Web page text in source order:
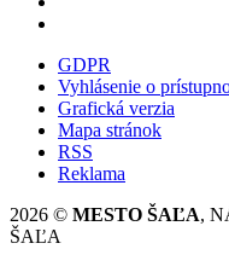
GDPR
Vyhlásenie o
Grafická verzia
Mapa stránok
RSS
Reklama
2026 © MESTO ŠAĽA,
ŠAĽA